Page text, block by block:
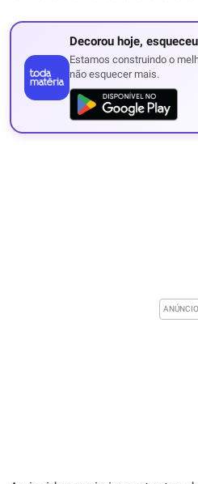
Decorou hoje,
Estamos construindo o
não esquecer mais.